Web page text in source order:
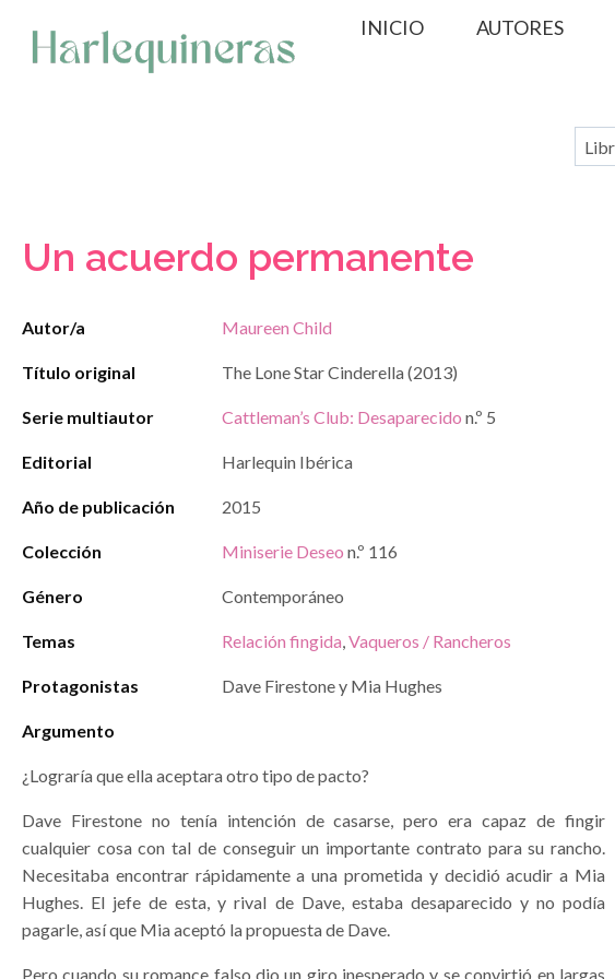
contenido
INICIO AUTORES
Un acuerdo permanente
Autor/a Maureen Child
Título original The Lone Star Cinderella (2013)
Serie multiautor Cattleman’s Club: Desaparecido n.º 5
Editorial Harlequin Ibérica
Año de publicación 2015
Colección Miniserie Deseo n.º 116
Género Contemporáneo
Temas Relación fingida,Vaqueros / Rancheros
Protagonistas Dave Firestone y Mia Hughes
Argumento
¿Lograría que ella aceptara otro tipo de pacto?
Dave Firestone no tenía intención de casarse, pero era capaz de fingir
cualquier cosa con tal de conseguir un importante contrato para su rancho.
Necesitaba encontrar rápidamente a una prometida y decidió acudir a Mia
Hughes. El jefe de esta, y rival de Dave, estaba desaparecido y no podía
pagarle, así que Mia aceptó la propuesta de Dave.
Pero cuando su romance falso dio un giro inesperado y se convirtió en largas